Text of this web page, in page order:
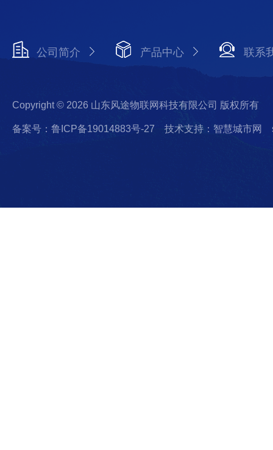
公司简介 产品中心 联系
Copyright © 2026 山东风途物联网科技有限公司 版权所有
备案号：鲁ICP备19014883号-27 技术支持：智慧城市网